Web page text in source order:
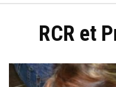
RCR et